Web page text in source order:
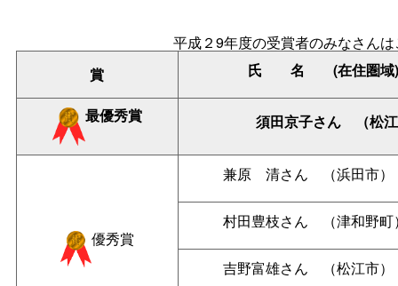
平成２9年度の受賞者のみなさん
賞
氏名(在住圏域
最優秀賞 須田京子さん （松
優秀賞
兼原 清さん （浜田市）
村田豊枝さん （津和野
吉野富雄さん （松江市）